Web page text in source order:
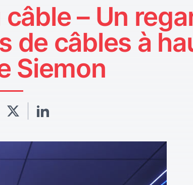
– Un
de câbles à
Siemon